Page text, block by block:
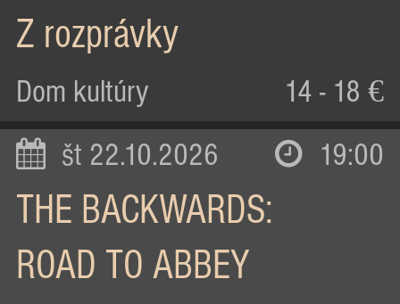
Z rozprávky
Dom kultúry 14 - 18 €
št 22.10.2026 19:00
THE BACKWARDS:
ROAD TO ABBEY